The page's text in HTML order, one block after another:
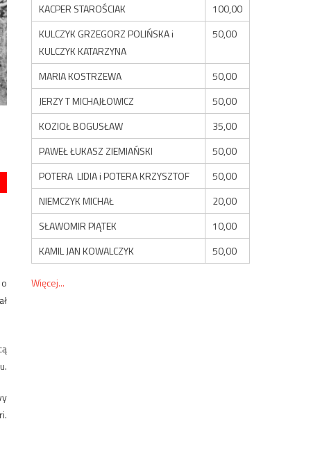
KACPER STAROŚCIAK
100,00
KULCZYK GRZEGORZ POLIŃSKA i
KULCZYK KATARZYNA
50,00
MARIA KOSTRZEWA
50,00
JERZY T MICHAJŁOWICZ
50,00
KOZIOŁ BOGUSŁAW
35,00
PAWEŁ ŁUKASZ ZIEMIAŃSKI
50,00
POTERA LIDIA i POTERA KRZYSZTOF
50,00
NIEMCZYK MICHAŁ
20,00
SŁAWOMIR PIĄTEK
10,00
KAMIL JAN KOWALCZYK
50,00
Więcej...